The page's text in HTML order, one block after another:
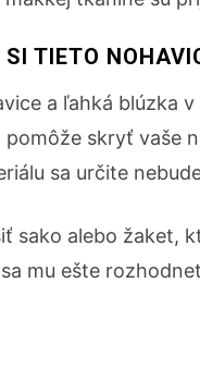
SI TIETO
a ľahká blúzka
pomôže skryť vaše
sa určite
sako alebo žaket,
mu ešte